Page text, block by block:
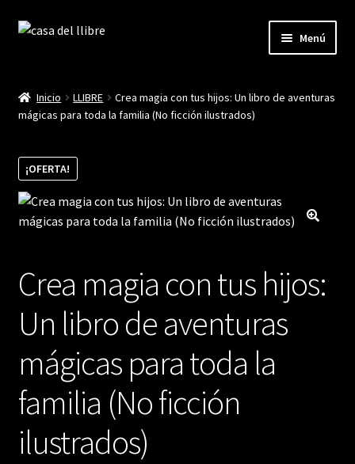
Ir
navegación
Ir
Menú
Blog
Cistella
Finalitzar compra
Inicio LLIBRE
Crea magia con tus hijos: Un libro de aventuras
mágicas para toda la familia (No ficción ilustrados)
¡OFERTA!
Crea magia con tus hijos:
Un libro de aventuras
mágicas para toda la
familia (No ficción
ilustrados)